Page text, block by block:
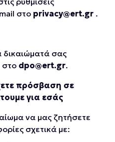
στο privacy@ert.gr .
σας
στο dpo@ert.gr.
πρόσβαση σε
για εσάς
να μας ζητήσετε
σχετικά με: